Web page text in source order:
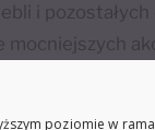
i
osobliwości.
poziomie w